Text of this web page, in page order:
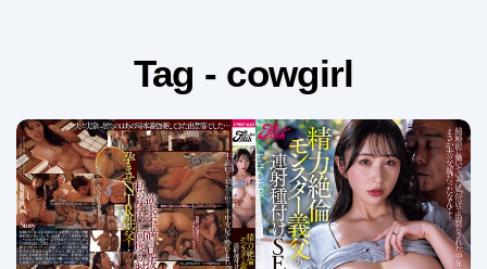
Tag - cowgirl